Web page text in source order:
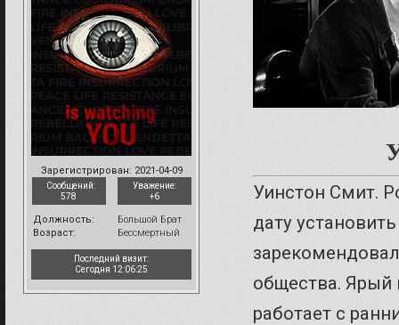
Зарегистрирован: 2021-04-09
Сообщений:
578
Уважение:
+6
Должность:
Большой Брат
Возраст:
Бессмертный
Последний визит:
Сегодня 12:06:25
Уинстон Смит.
дату
общества. Ярый
работает с